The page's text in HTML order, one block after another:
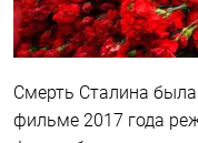
Смерть Сталина
фильме 2017 года